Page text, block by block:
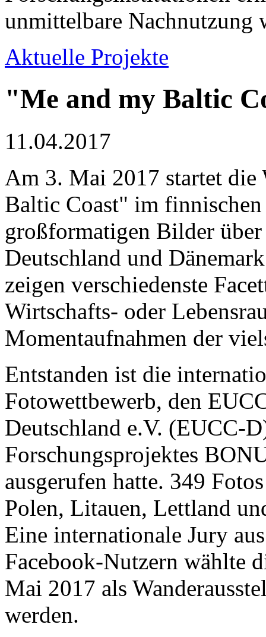
unmittelbare Nachnutzung
Aktuelle Projekte
"Me and my Baltic
11.04.2017
Am 3. Mai 2017 startet die
Baltic Coast" im
großformatigen Bilder
Deutschland und
zeigen verschiedenste
Wirtschafts- oder
Momentaufnahmen der
Entstanden ist die
Fotowettbewerb, den
Deutschland e.V. (EUCC-
Forschungsprojektes
ausgerufen hatte. 349
Polen, Litauen, Lettland
Eine internationale Jury
Facebook-Nutzern wählte
Mai 2017 als
werden.